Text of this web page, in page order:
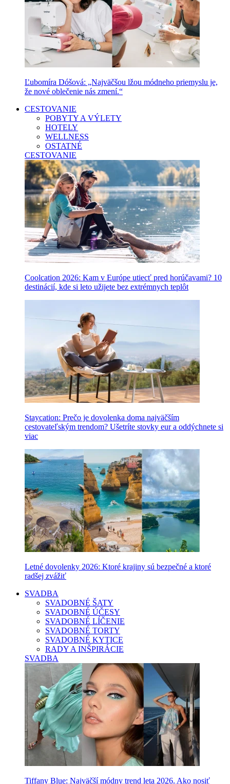
Ľubomíra Dóšová: „Najväčšou lžou módneho priemyslu je,
že nové oblečenie nás zmení.“
CESTOVANIE
POBYTY A VÝLETY
HOTELY
WELLNESS
OSTATNÉ
CESTOVANIE
Coolcation 2026: Kam v Európe utiecť pred horúčavami? 10
destinácií, kde si leto užijete bez extrémnych teplôt
Staycation: Prečo je dovolenka doma najväčším
cestovateľským trendom? Ušetríte stovky eur a oddýchnete si
viac
Letné dovolenky 2026: Ktoré krajiny sú bezpečné a ktoré
radšej zvážiť
SVADBA
SVADOBNÉ ŠATY
SVADOBNÉ ÚČESY
SVADOBNÉ LÍČENIE
SVADOBNÉ TORTY
SVADOBNÉ KYTICE
RADY A INŠPIRÁCIE
SVADBA
Tiffany Blue: Najväčší módny trend leta 2026. Ako nosiť